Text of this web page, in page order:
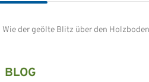
Wie der geölte Blitz über den Holzboden
BLOG